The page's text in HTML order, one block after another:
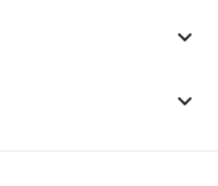
keyboard_arrow_down
keyboard_arrow_down